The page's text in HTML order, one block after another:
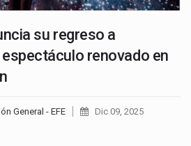
su regreso a
renovado en
General - EFE Dic 09, 2025